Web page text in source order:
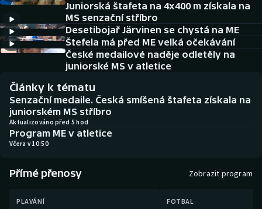
Cyklistika
DALŠÍ SPORTY
Americký fotbal
Baseball a softbal
Basketbal
Biatlon
Boby a skeleton
Box
NEPŘEHLÉDNĚTE
Soutěže
Historické návraty
Aplikace ČT sport
AZ kvíz
Juniorská štafeta na 4x400 m získala na
MS senzační stříbro
Desetibojař Järvinen se chystá na ME
Štefela má před ME velká očekávání
České medailové naděje odletěly na
juniorské MS v atletice
Články k tématu
Senzační medaile. Česká smíšená štafeta získala na
juniorském MS stříbro
Aktualizováno před 5 hod
Program ME v atletice
Včera v 10:50
Přímé přenosy Zobrazit program
PLAVÁNÍ FOTBAL